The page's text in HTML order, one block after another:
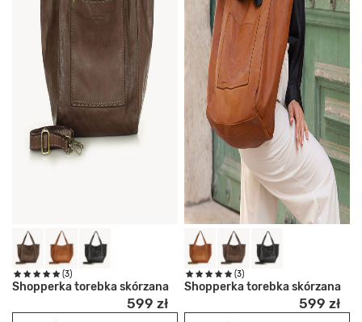
(3)
Shopperka torebka skórzana
599 zł
(3)
Shopperka torebka skórzana
599 zł